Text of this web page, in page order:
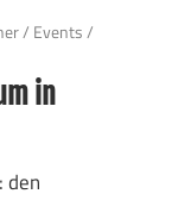
/ Events/
in
den